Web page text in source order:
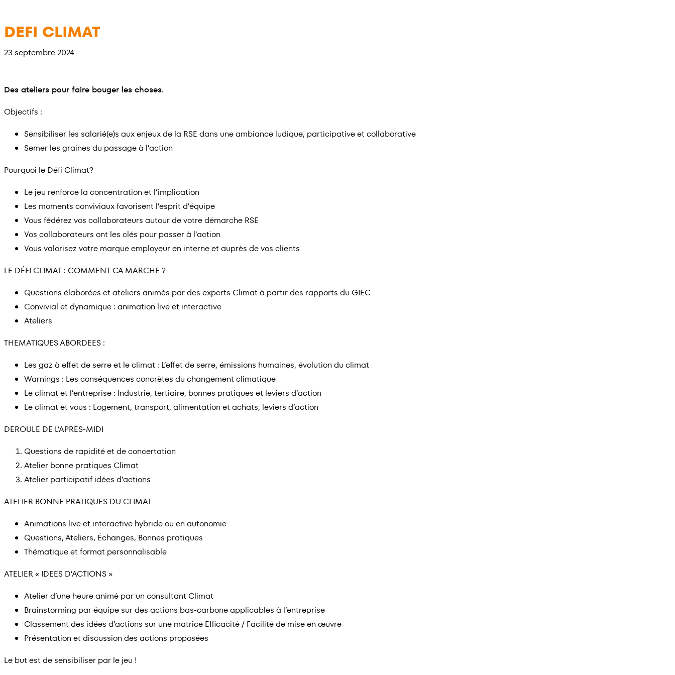
au
contenu
DEFI CLIMAT
23 septembre 2024
Des ateliers pour faire bouger les choses.
Objectifs :
Sensibiliser les salarié(e)s aux enjeux de la RSE dans une ambiance ludique, participative et collaborative
Semer les graines du passage à l’action
Pourquoi le Défi Climat?
Le jeu renforce la concentration et l’implication
Les moments conviviaux favorisent l’esprit d’équipe
Vous fédérez vos collaborateurs autour de votre démarche RSE
Vos collaborateurs ont les clés pour passer à l’action
Vous valorisez votre marque employeur en interne et auprès de vos clients
LE DÉFI CLIMAT : COMMENT CA MARCHE ?
Questions élaborées et ateliers animés par des experts Climat à partir des rapports du GIEC
Convivial et dynamique : animation live et interactive
Ateliers
THEMATIQUES ABORDEES :
Les gaz à effet de serre et le climat : L’effet de serre, émissions humaines, évolution du climat
Warnings : Les conséquences concrètes du changement climatique
Le climat et l’entreprise : Industrie, tertiaire, bonnes pratiques et leviers d’action
Le climat et vous : Logement, transport, alimentation et achats, leviers d’action
DEROULE DE L’APRES-MIDI
Questions de rapidité et de concertation
Atelier bonne pratiques Climat
Atelier participatif idées d’actions
ATELIER BONNE PRATIQUES DU CLIMAT
Animations live et interactive hybride ou en autonomie
Questions, Ateliers, Échanges, Bonnes pratiques
Thématique et format personnalisable
ATELIER « IDEES D’ACTIONS »
Atelier d’une heure animé par un consultant Climat
Brainstorming par équipe sur des actions bas-carbone applicables à l’entreprise
Classement des idées d’actions sur une matrice Efficacité / Facilité de mise en œuvre
Présentation et discussion des actions proposées
Le but est de sensibiliser par le jeu !